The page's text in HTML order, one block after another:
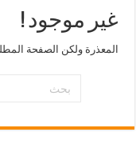
غير موجود !
المعذرة ولكن الصفحة